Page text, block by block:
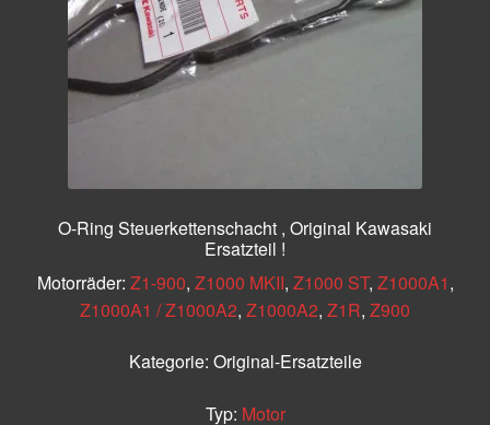
O-Ring Steuerkettenschacht , Original Kawasaki
Ersatzteil !
Motorräder: Z1-900, Z1000 MKII, Z1000 ST, Z1000A1,
Z1000A1 / Z1000A2, Z1000A2, Z1R, Z900
Kategorie: Original-Ersatzteile
Typ: Motor